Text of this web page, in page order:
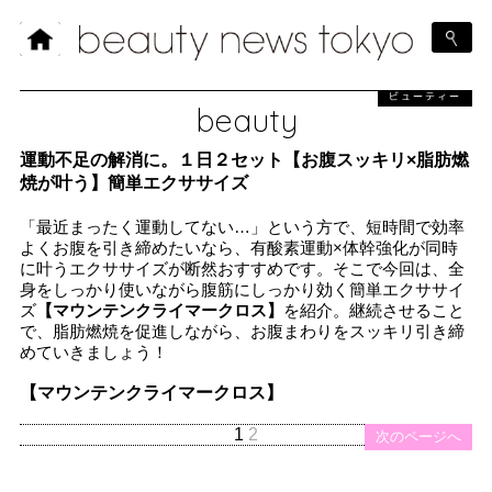
beauty
ビューティー
運動不足の解消に。１日２セット【お腹スッキリ×脂肪燃
焼が叶う】簡単エクササイズ
「最近まったく運動してない…」という方で、短時間で効率
よくお腹を引き締めたいなら、有酸素運動×体幹強化が同時
に叶うエクササイズが断然おすすめです。そこで今回は、全
身をしっかり使いながら腹筋にしっかり効く簡単エクササイ
ズ 【マウンテンクライマークロス】
を紹介。継続させること
で、脂肪燃焼を促進しながら、お腹まわりをスッキリ引き締
めていきましょう！
【マウンテンクライマークロス】
次のページへ
1 2